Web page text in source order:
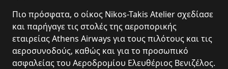
Πιο πρόσφατα, ο οίκος Nikos-Takis Atelier σχεδίασε
και παρήγαγε τις στολές της αεροπορικής
εταιρείας Athens Airways για τους πιλότους και τις
αεροσυνοδούς, καθώς και για το προσωπικό
ασφαλείας του Αεροδρομίου Ελευθέριος Βενιζέλος.